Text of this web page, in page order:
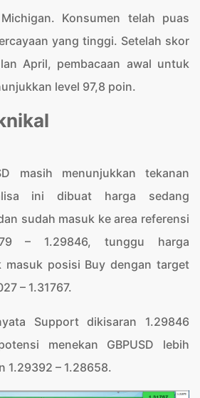
Konsumen telah puas
yang tinggi. Setelah skor
April, pembacaan awal untuk
level 97,8 poin.
masih menunjukkan tekanan
ini dibuat harga sedang
sudah masuk ke area referensi
– 1.29846, tunggu harga
posisi Buy dengan target
– 1.31767.
Support dikisaran 1.29846
menekan GBPUSD lebih
1.29392 – 1.28658.